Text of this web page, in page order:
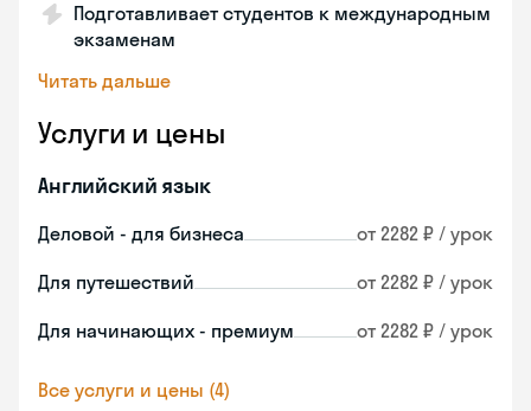
Подготавливает студентов к международным
экзаменам
Читать дальше
Услуги и цены
Английский язык
Деловой - для бизнеса от 2282 ₽ / урок
Для путешествий от 2282 ₽ / урок
Для начинающих - премиум от 2282 ₽ / урок
Все услуги и цены (4)